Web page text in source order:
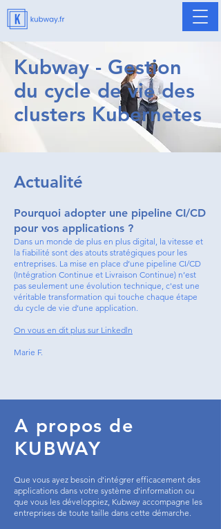
Kubway - Gestion
du cycle de vie des
clusters Kubernetes
Actualité
Pourquoi adopter une pipeline CI/CD
pour vos applications ?
Dans un monde de plus en plus digital, la vitesse et
la fiabilité sont des atouts stratégiques pour les
entreprises. La mise en place d’une pipeline CI/CD
(Intégration Continue et Livraison Continue) n’est
pas seulement une évolution technique, c'est une
véritable transformation qui touche chaque étape
du cycle de vie d’une application.
On vous en dit plus sur Linkedln
Marie F.
A propos de
KUBWAY
Que vous ayez besoin d'intégrer efficacement des
applications dans votre système d'information ou
que vous les développiez, Kubway accompagne les
entreprises de toute taille dans cette démarche.